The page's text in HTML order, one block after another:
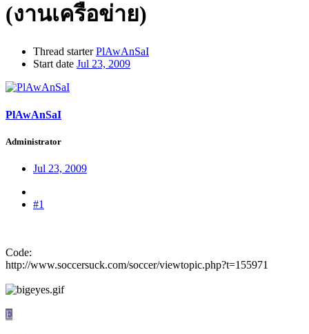
(งานเครือข่าย)
Thread starter PlAwAnSaI
Start date Jul 23, 2009
PlAwAnSaI
Administrator
Jul 23, 2009
#1
Code:
http://www.soccersuck.com/soccer/viewtopic.php?t=155971
E